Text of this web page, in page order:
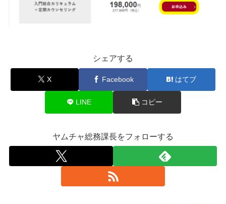
シェアする
X Facebook はてブ
LINE コピー
ヤムチャ総務課長をフォローする